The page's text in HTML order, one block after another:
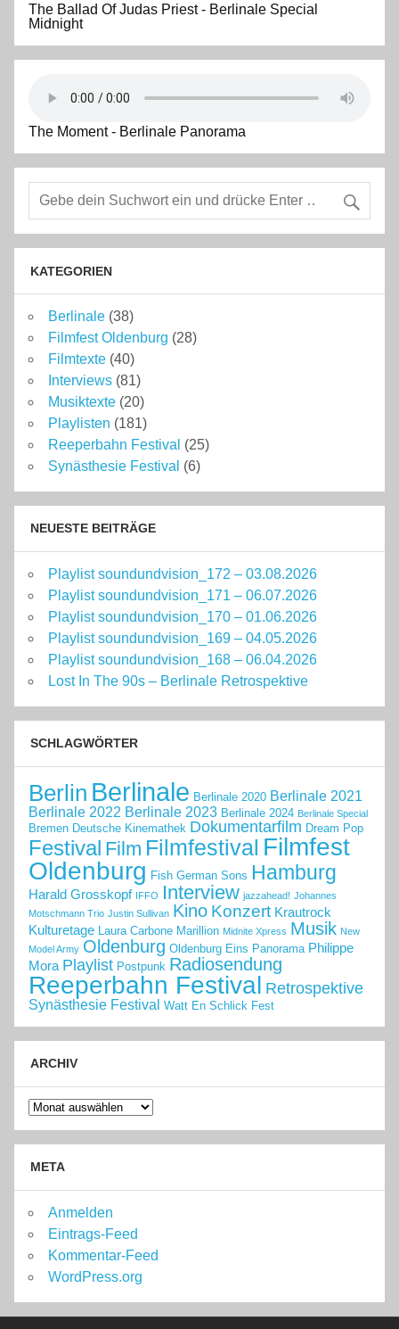
The Ballad Of Judas Priest - Berlinale Special
Midnight
The Moment - Berlinale Panorama
KATEGORIEN
Berlinale (38)
Filmfest Oldenburg (28)
Filmtexte (40)
Interviews (81)
Musiktexte (20)
Playlisten (181)
Reeperbahn Festival (25)
Synästhesie Festival (6)
NEUESTE BEITRÄGE
Playlist soundundvision_172 – 03.08.2026
Playlist soundundvision_171 – 06.07.2026
Playlist soundundvision_170 – 01.06.2026
Playlist soundundvision_169 – 04.05.2026
Playlist soundundvision_168 – 06.04.2026
Lost In The 90s – Berlinale Retrospektive
SCHLAGWÖRTER
Berlin Berlinale Berlinale 2020 Berlinale 2021
Berlinale 2022 Berlinale 2023 Berlinale 2024 Berlinale Special
Bremen Deutsche Kinemathek Dokumentarfilm Dream Pop
Festival Film Filmfestival Filmfest
Oldenburg Fish German Sons Hamburg
Harald Grosskopf IFFO Interview jazzahead! Johannes
Motschmann Trio Justin Sullivan Kino Konzert Krautrock
Kulturetage
Laura Carbone Marillion Midnite Xpress Musik New
Model Army Oldenburg Oldenburg Eins Panorama Philippe
Mora Playlist Postpunk Radiosendung
Reeperbahn Festival Retrospektive
Synästhesie Festival Watt En Schlick Fest
ARCHIV
Archiv
META
Anmelden
Eintrags-Feed
Kommentar-Feed
WordPress.org